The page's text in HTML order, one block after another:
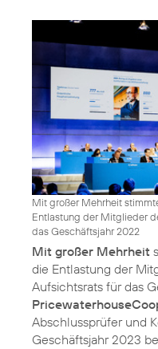
Mit großer Mehrheit
Entlastung der Mitglieder
das Geschäftsjahr 2022
Mit großer Mehrheit
die Entlastung der
Aufsichtsrats für das
Abschlussprüfer und
Geschäftsjahr 2023